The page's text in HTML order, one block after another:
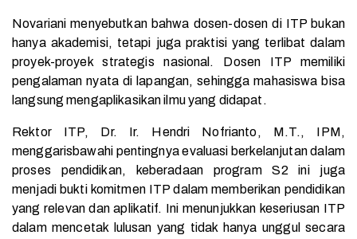
Novariani menyebutkan bahwa dosen-dosen di ITP bukan
hanya akademisi, tetapi juga praktisi yang terlibat dalam
proyek-proyek strategis nasional. Dosen ITP memiliki
pengalaman nyata di lapangan, sehingga mahasiswa bisa
langsung mengaplikasikan ilmu yang didapat.
Rektor ITP, Dr. Ir. Hendri Nofrianto, M.T., IPM,
menggarisbawahi pentingnya evaluasi berkelanjutan dalam
proses pendidikan, keberadaan program S2 ini juga
menjadi bukti komitmen ITP dalam memberikan pendidikan
yang relevan dan aplikatif. Ini menunjukkan keseriusan ITP
dalam mencetak lulusan yang tidak hanya unggul secara